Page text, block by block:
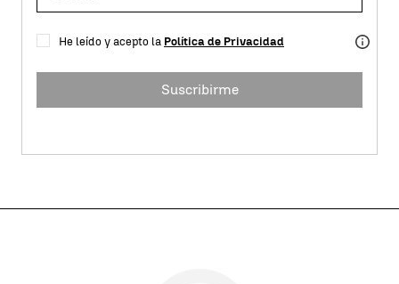
He leído y acepto la Política de Privacidad
Suscribirme